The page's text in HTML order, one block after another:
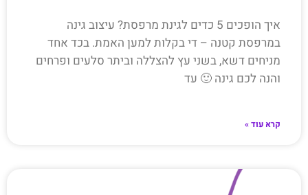
איך הופכים 5 כדים לגינת מרפסת? עיצוב גינה
במרפסת קטנה – די בקלות למען האמת. בכד אחד
מניחים דשא, בשני עץ להצללה וביתר סלעים ופרחים
והנה לכם גינה 🙂 עד
קרא עוד »